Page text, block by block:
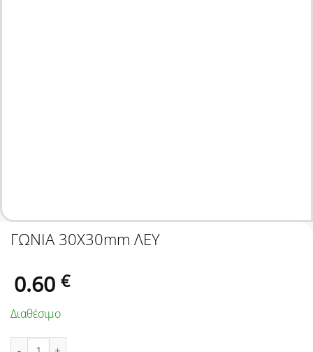
ΓΩΝΙΑ 30Χ30mm ΛΕΥ
0.60 €
Διαθέσιμο
ΓΩΝΙΑ 30Χ30mm ΛΕΥ ποσότητα